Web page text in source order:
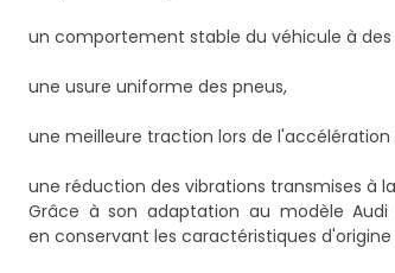
un comportement stable du véhicule à des
une usure uniforme des pneus,
une meilleure traction lors de
une réduction des vibrations transmises à
Grâce à son adaptation au modèle
en conservant les caractéristiques